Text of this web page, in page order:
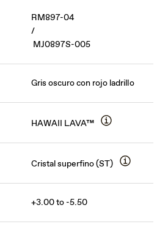
RM897-04
/
MJ0897S-005
Gris oscuro con rojo ladrillo
HAWAII LAVA™
Cristal superfino (ST)
+3.00 to -5.50